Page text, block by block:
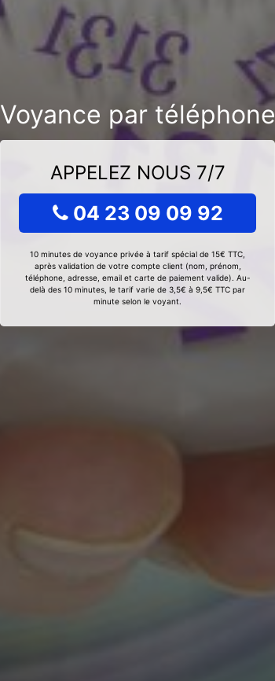
Voyance par téléphone
APPELEZ NOUS 7/7
04 23 09 09 92
10 minutes de voyance privée à tarif spécial de 15€ TTC,
après validation de votre compte client (nom, prénom,
téléphone, adresse, email et carte de paiement valide). Au-
delà des 10 minutes, le tarif varie de 3,5€ à 9,5€ TTC par
minute selon le voyant.